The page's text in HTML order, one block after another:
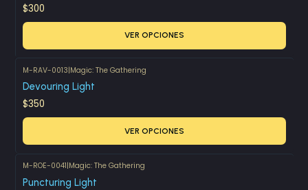
$300
VER OPCIONES
M-RAV-0013|Magic: The Gathering
Devouring Light
$350
VER OPCIONES
M-ROE-0041|Magic: The Gathering
Puncturing Light